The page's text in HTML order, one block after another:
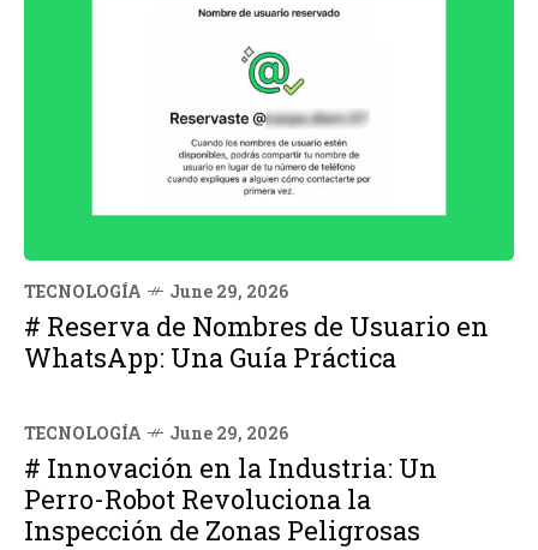
TECNOLOGÍA June 29, 2026
# Reserva de Nombres de Usuario en
WhatsApp: Una Guía Práctica
TECNOLOGÍA June 29, 2026
# Innovación en la Industria: Un
Perro-Robot Revoluciona la
Inspección de Zonas Peligrosas